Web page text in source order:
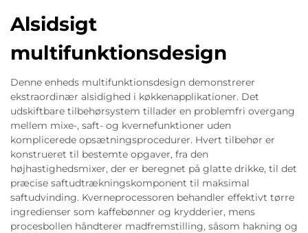
Alsidsigt
multifunktionsdesign
Denne enheds multifunktionsdesign demonstrerer
ekstraordinær alsidighed i køkkenapplikationer. Det
udskiftbare tilbehørsystem tillader en problemfri overgang
mellem mixe-, saft- og kvernefunktioner uden
komplicerede opsætningsprocedurer. Hvert tilbehør er
konstrueret til bestemte opgaver, fra den
højhastighedsmixer, der er beregnet på glatte drikke, til det
præcise saftudtrækningskomponent til maksimal
saftudvinding. Kverneprocessoren behandler effektivt tørre
ingredienser som kaffebønner og krydderier, mens
procesbollen håndterer madfremstilling, såsom hakning og